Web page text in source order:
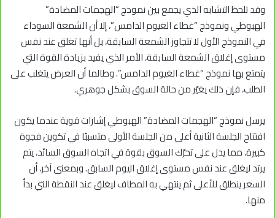
وقد تلحظ التشابه الذي يجمع بين نموذج “الهجمات المضادة”
الهبوطي ونموذج “غطاء الغيوم الدامس”، إلا أن الشمعة السوداء
في النموذج الأول لا تتجاوز الشمعة السابقة، بل أنها تغلق عند نفس
مستوى إغلاق الشمعة السابقة، الأمر الذي يفيد بزيادة القوة التي
يتمتع بها نموذج “غطاء الغيوم الدامس”. وطالما أن العرض يتغلب على
الطلب، فإن ذلك يغيّر من حالة السوق بشكل جوهري.
يرسل نموذج “الهجمات المضادة” الهبوطي إشارات قوية عندما يكون
افتتاح الجلسة الثانية أعلى من الجلسة الأولى متسببًا في تكوين فجوة
كبيرة، مما يدل على تحرّك السوق بقوة في اتجاه السوق السائد، يتم
يرتد ليغلق عند نفس مستوى إغلاق اليوم السابق. وبمعنى آخر، أن
السعر ينطلق للأعلى ثم ينتهي به المطاف ليغلق عند النقطة التي بدأ
منها.